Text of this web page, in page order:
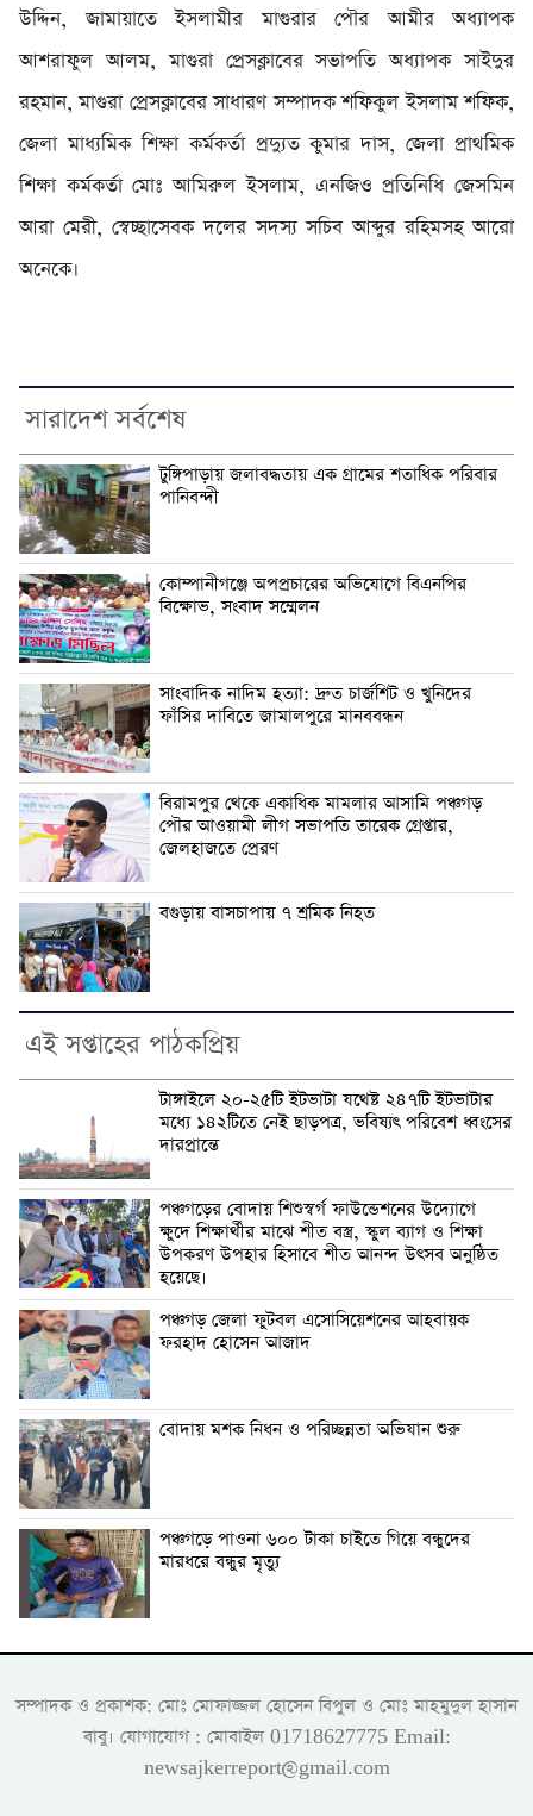
উদ্দিন, জামায়াতে ইসলামীর মাগুরার পৌর আমীর অধ্যাপক
আশরাফুল আলম, মাগুরা প্রেসক্লাবের সভাপতি অধ্যাপক সাইদুর
রহমান, মাগুরা প্রেসক্লাবের সাধারণ সম্পাদক শফিকুল ইসলাম শফিক,
জেলা মাধ্যমিক শিক্ষা কর্মকর্তা প্রদ্যুত কুমার দাস, জেলা প্রাথমিক
শিক্ষা কর্মকর্তা মোঃ আমিরুল ইসলাম, এনজিও প্রতিনিধি জেসমিন
আরা মেরী, স্বেচ্ছাসেবক দলের সদস্য সচিব আব্দুর রহিমসহ আরো
অনেকে।
সারাদেশ সর্বশেষ
টুঙ্গিপাড়ায় জলাবদ্ধতায় এক গ্রামের শতাধিক পরিবার
পানিবন্দী
কোম্পানীগঞ্জে অপপ্রচারের অভিযোগে বিএনপির
বিক্ষোভ, সংবাদ সম্মেলন
সাংবাদিক নাদিম হত্যা: দ্রুত চার্জশিট ও খুনিদের
ফাঁসির দাবিতে জামালপুরে মানববন্ধন
বিরামপুর থেকে একাধিক মামলার আসামি পঞ্চগড়
পৌর আওয়ামী লীগ সভাপতি তারেক গ্রেপ্তার,
জেলহাজতে প্রেরণ
বগুড়ায় বাসচাপায় ৭ শ্রমিক নিহত
এই সপ্তাহের পাঠকপ্রিয়
টাঙ্গাইলে ২০-২৫টি ইটভাটা যথেষ্ট ২৪৭টি ইটভাটার
মধ্যে ১৪২টিতে নেই ছাড়পত্র, ভবিষ্যৎ পরিবেশ ধ্বংসের
দারপ্রান্তে
পঞ্চগড়ের বোদায় শিশুস্বর্গ ফাউন্ডেশনের উদ্যোগে
ক্ষুদে শিক্ষার্থীর মাঝে শীত বস্ত্র, স্কুল ব্যাগ ও শিক্ষা
উপকরণ উপহার হিসাবে শীত আনন্দ উৎসব অনুষ্ঠিত
হয়েছে।
পঞ্চগড় জেলা ফুটবল এসোসিয়েশনের আহবায়ক
ফরহাদ হোসেন আজাদ
বোদায় মশক নিধন ও পরিচ্ছন্নতা অভিযান শুরু
পঞ্চগড়ে পাওনা ৬০০ টাকা চাইতে গিয়ে বন্ধুদের
মারধরে বন্ধুর মৃত্যু
সম্পাদক ও প্রকাশক: মোঃ মোফাজ্জল হোসেন বিপুল ও মোঃ মাহমুদুল হাসান
বাবু। যোগাযোগ : মোবাইল 01718627775 Email:
newsajkerreport@gmail.com